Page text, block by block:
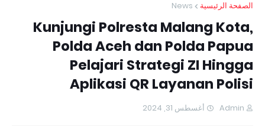
الصفحة الرئيسية News
Kunjungi Polresta Malang Kota,
Polda Aceh dan Polda Papua
Pelajari Strategi ZI Hingga
Aplikasi QR Layanan Polisi
Admin أغسطس 31, 2024